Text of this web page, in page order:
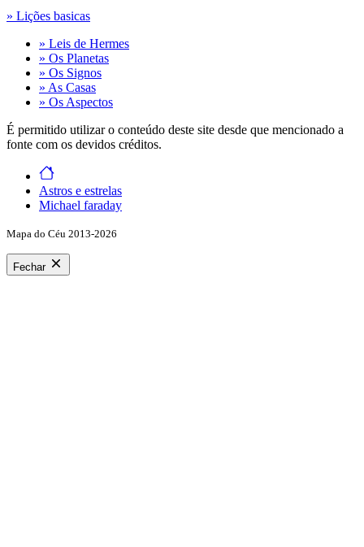
» Lições basicas
» Leis de Hermes
» Os Planetas
» Os Signos
» As Casas
» Os Aspectos
É permitido utilizar o conteúdo deste site desde que mencionado a
fonte com os devidos créditos.
Astros e estrelas
Michael faraday
Mapa do Céu 2013-2026
Fechar